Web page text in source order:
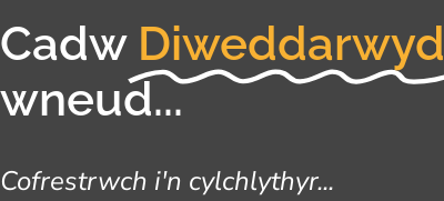
Cadw Diweddarwyd
wneud...
Cofrestrwch i'n cylchlythyr...